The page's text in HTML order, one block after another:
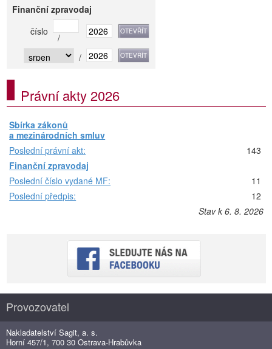
Finanční zpravodaj
číslo
/
/
Právní akty 2026
Sbírka zákonů
a mezinárodních smluv
Poslední právní akt:
143
Finanční zpravodaj
Poslední číslo vydané MF:
11
Poslední předpis:
12
Stav k 6. 8. 2026
Provozovatel
Nakladatelství Sagit, a. s.
Horní 457/1, 700 30 Ostrava-Hrabůvka